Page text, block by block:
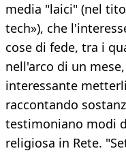
media "laici" (nel
tech»), che
cose di fede, tra i
nell'arco di un
interessante
raccontando
testimoniano modi
religiosa in Rete.